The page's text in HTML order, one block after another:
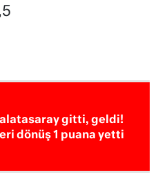
gitti, geldi!
dönüş 1 puana yetti